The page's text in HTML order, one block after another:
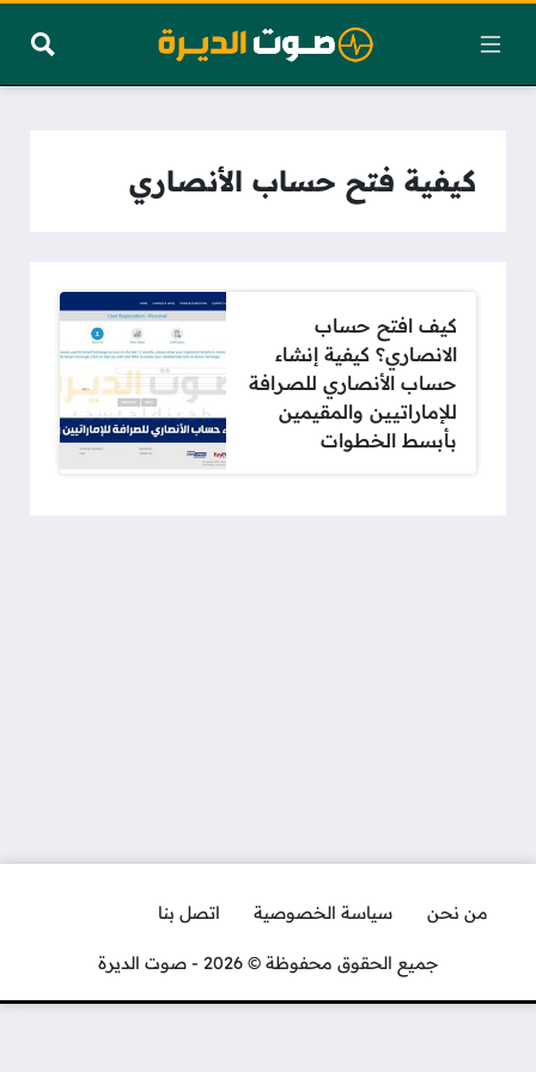
كيفية فتح حساب الأنصاري
كيف افتح حساب
الانصاري؟ كيفية إنشاء
حساب الأنصاري للصرافة
للإماراتيين والمقيمين
بأبسط الخطوات
من نحن سياسة الخصوصية اتصل بنا
جميع الحقوق محفوظة © 2026 - صوت الديرة